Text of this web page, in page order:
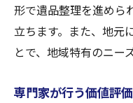
形で遺品整理を進めら
立ちます。また、地元
とで、地域特有のニー
専門家が行う価値評